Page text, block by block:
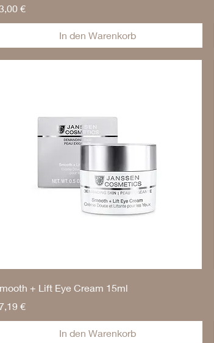
€
In den Warenkorb
+ Lift Eye Cream 15ml
€
In den Warenkorb